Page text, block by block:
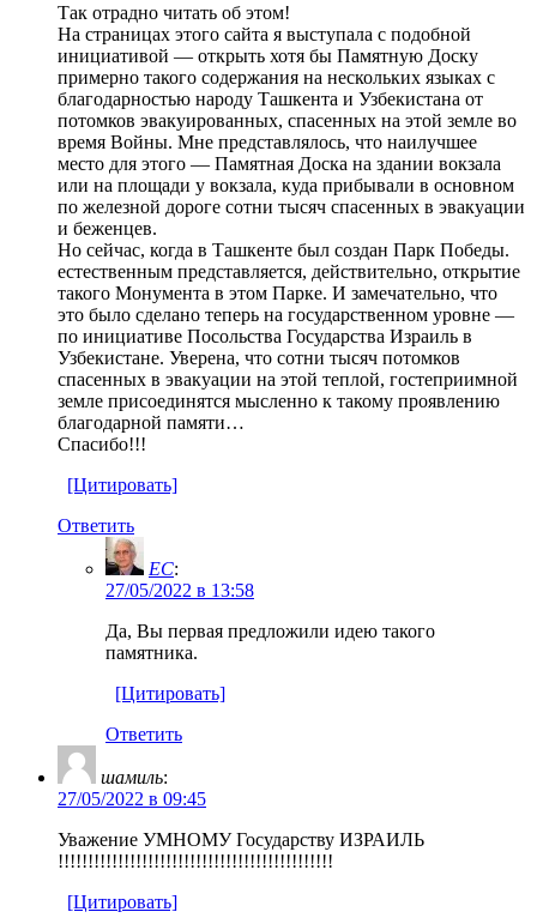
Так отрадно читать об этом!
На страницах этого сайта я выступала с подобной
инициативой — открыть хотя бы Памятную Доску
примерно такого содержания на нескольких языках с
благодарностью народу Ташкента и Узбекистана от
потомков эвакуированных, спасенных на этой земле во
время Войны. Мне представлялось, что наилучшее
место для этого — Памятная Доска на здании вокзала
или на площади у вокзала, куда прибывали в основном
по железной дороге сотни тысяч спасенных в эвакуации
и беженцев.
Но сейчас, когда в Ташкенте был создан Парк Победы.
естественным представляется, действительно, открытие
такого Монумента в этом Парке. И замечательно, что
это было сделано теперь на государственном уровне —
по инициативе Посольства Государства Израиль в
Узбекистане. Уверена, что сотни тысяч потомков
спасенных в эвакуации на этой теплой, гостеприимной
земле присоединятся мысленно к такому проявлению
благодарной памяти…
Спасибо!!!
[Цитировать]
Ответить
EC:
27/05/2022 в 13:58
Да, Вы первая предложили идею такого
памятника.
[Цитировать]
Ответить
шамиль:
27/05/2022 в 09:45
Уважение УМНОМУ Государству ИЗРАИЛЬ
!!!!!!!!!!!!!!!!!!!!!!!!!!!!!!!!!!!!!!!!!!!!!!
[Цитировать]